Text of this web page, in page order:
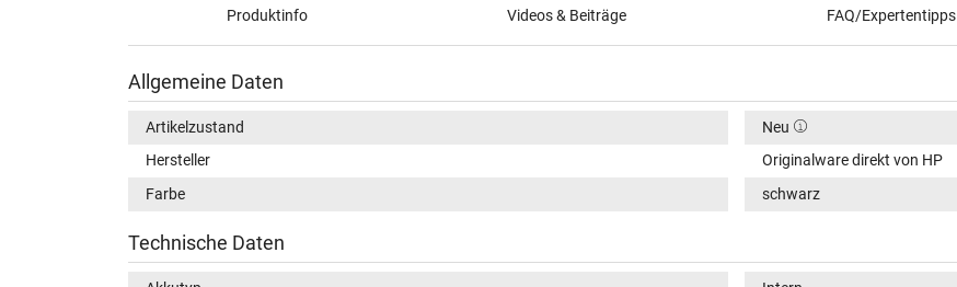
Produktinfo Videos & Beiträge FAQ/Expertentipps
Allgemeine Daten
Artikelzustand
Neu
Hersteller
Originalware direkt von HP
Farbe
schwarz
Technische Daten